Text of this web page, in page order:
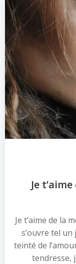
Je
Je t’aime de la
s’ouvre tel
teinté de
tendresse,